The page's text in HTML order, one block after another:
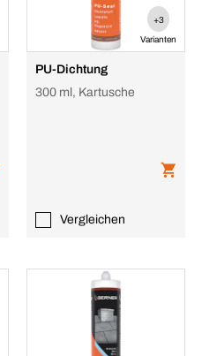
+3
Varianten
PU-Dichtung
300 ml, Kartusche
Vergleichen